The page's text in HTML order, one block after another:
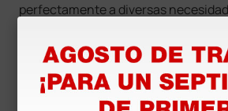
perfectamente a diversas
En un entorno donde eltiempo y la
fundamentales, el uso de los
no solo acelera los procedimientos,